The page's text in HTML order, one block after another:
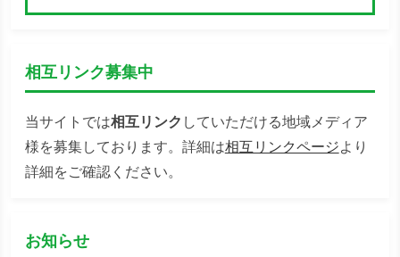
相互リンク募集中
当サイトでは相互リンク していただける地域メディア
様を募集しております。詳細は相互リンクページより
詳細をご確認ください。
お知らせ